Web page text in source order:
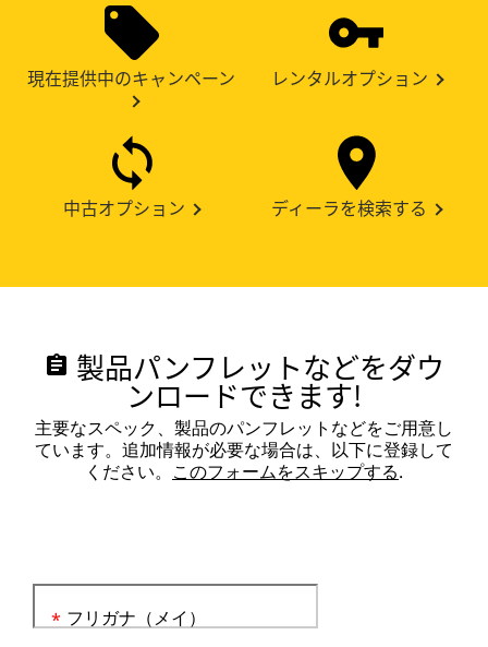
現在提供中のキャンペーン レンタルオプション
中古オプション ディーラを検索する
assignment 製品パンフレットなどをダウ
ンロードできます!
主要なスペック、製品のパンフレットなどをご用意し
ています。追加情報が必要な場合は、以下に登録して
ください。 このフォームをスキップする.
フリガナ（メイ）
*